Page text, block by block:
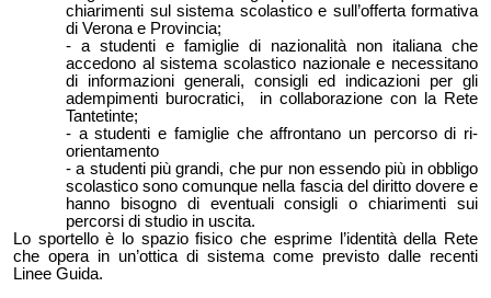
chiarimenti sul sistema scolastico e sull’offerta formativa
di Verona e Provincia;
a studenti e famiglie di nazionalità non italiana che
accedono al sistema scolastico nazionale e necessitano
di informazioni generali, consigli ed indicazioni per gli
adempimenti burocratici, in collaborazione con la Rete
Tantetinte;
a studenti e famiglie che affrontano un percorso di ri-
orientamento
a studenti più grandi, che pur non essendo più in obbligo
scolastico sono comunque nella fascia del diritto dovere e
hanno bisogno di eventuali consigli o chiarimenti sui
percorsi di studio in uscita.
Lo sportello è lo spazio fisico che esprime l’identità della Rete
che opera in un’ottica di sistema come previsto dalle recenti
Linee Guida.